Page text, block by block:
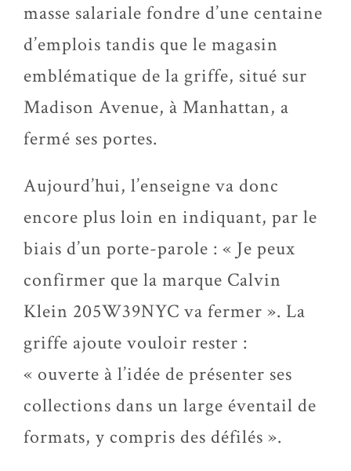
masse salariale fondre d’une centaine
d’emplois tandis que le magasin
emblématique de la griffe, situé sur
Madison Avenue, à Manhattan, a
fermé ses portes.
Aujourd’hui, l’enseigne va donc
encore plus loin en indiquant, par le
biais d’un porte-parole : « Je peux
confirmer que la marque Calvin
Klein 205W39NYC va fermer ». La
griffe ajoute vouloir rester :
« ouverte à l’idée de présenter ses
collections dans un large éventail de
formats, y compris des défilés ».